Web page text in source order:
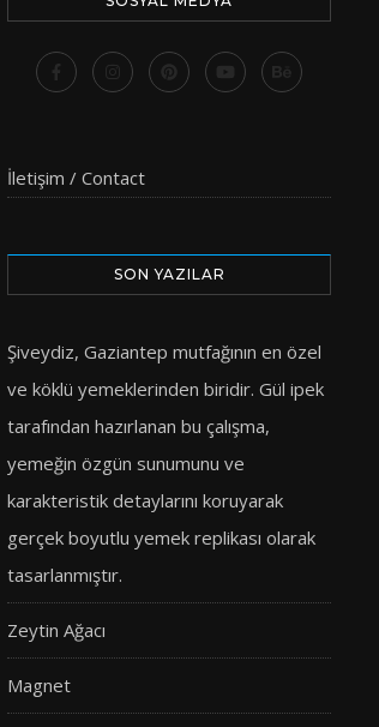
İletişim / Contact
SON YAZILAR
Şiveydiz, Gaziantep mutfağının en özel
ve köklü yemeklerinden biridir. Gül ipek
tarafından hazırlanan bu çalışma,
yemeğin özgün sunumunu ve
karakteristik detaylarını koruyarak
gerçek boyutlu yemek replikası olarak
tasarlanmıştır.
Zeytin Ağacı
Magnet